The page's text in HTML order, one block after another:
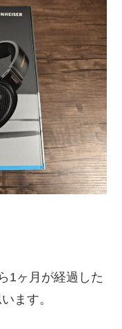
1ヶ月が経過した
ます。